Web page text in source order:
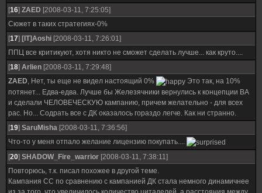
[16] ZAED [2008-03-11, 7:25:05]
Сюжет в таких стратегиях-0%
[17] [IT]Aoshi [2008-03-11, 7:26:01]
ППЦ все критикуют, хотя никто не сможет сделать лучше... как круто....
[18] Arlien [2008-03-11, 7:29:48]
ZAED, Нет, ты еще не видел настоящий 0%
Это так, на 10%
потянет... Едва-едва. Лучше бы Железячники вернулись к концепции ВА
и сделали ЧЕЛОВЕЧЕСКУЮ кампанию, причем желательно - для всех
рас. Но... Содрать все с ДК оказалось гораздо легче. Как ни странно.
[19] SaruMisha [2008-03-11, 7:36:56]
Что-то у меня отпало желание лицензию покупать....
[20] SHADOW_Fire_warrior [2008-03-11, 7:38:11]
Повторюсь, т.к. писал похожее в другой теме.
Кампания СС по сравнению с кампанией ДК стала немного динамичнее